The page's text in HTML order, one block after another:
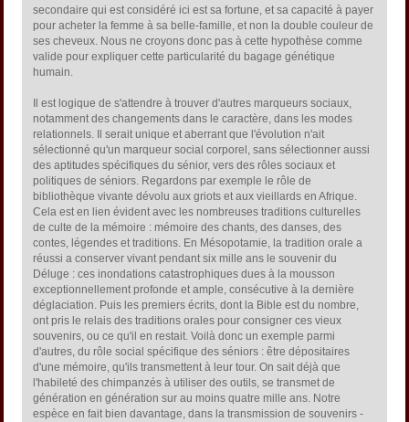
secondaire qui est considéré ici est sa fortune, et sa capacité à payer
pour acheter la femme à sa belle-famille, et non la double couleur de
ses cheveux. Nous ne croyons donc pas à cette hypothèse comme
valide pour expliquer cette particularité du bagage génétique
humain.
Il est logique de s'attendre à trouver d'autres marqueurs sociaux,
notamment des changements dans le caractère, dans les modes
relationnels. Il serait unique et aberrant que l'évolution n'ait
sélectionné qu'un marqueur social corporel, sans sélectionner aussi
des aptitudes spécifiques du sénior, vers des rôles sociaux et
politiques de séniors. Regardons par exemple le rôle de
bibliothèque vivante dévolu aux griots et aux vieillards en Afrique.
Cela est en lien évident avec les nombreuses traditions culturelles
de culte de la mémoire : mémoire des chants, des danses, des
contes, légendes et traditions. En Mésopotamie, la tradition orale a
réussi a conserver vivant pendant six mille ans le souvenir du
Déluge : ces inondations catastrophiques dues à la mousson
exceptionnellement profonde et ample, consécutive à la dernière
déglaciation. Puis les premiers écrits, dont la Bible est du nombre,
ont pris le relais des traditions orales pour consigner ces vieux
souvenirs, ou ce qu'il en restait. Voilà donc un exemple parmi
d'autres, du rôle social spécifique des séniors : être dépositaires
d'une mémoire, qu'ils transmettent à leur tour. On sait déjà que
l'habileté des chimpanzés à utiliser des outils, se transmet de
génération en génération sur au moins quatre mille ans. Notre
espèce en fait bien davantage, dans la transmission de souvenirs -